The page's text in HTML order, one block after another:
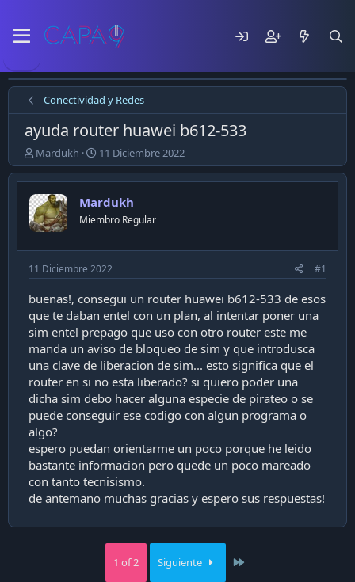
Conectividad y Redes
ayuda router huawei b612-533
E
m
p
e
z
ó
l
t
e
m
Mardukh
F
e
c
a
d
p
u
b
l
c
a
c
ó
n
11 Diciembre 2022
Mardukh
Miembro Regular
11 Diciembre 2022 #1
buenas!, consegui un router huawei b612-533 de esos
que te daban entel con un plan, al intentar poner una
sim entel prepago que uso con otro router este me
manda un aviso de bloqueo de sim y que introdusca
una clave de liberacion de sim... esto significa que el
router en si no esta liberado? si quiero poder una
dicha sim debo hacer alguna especie de pirateo o se
puede conseguir ese codigo con algun programa o
algo?
espero puedan orientarme un poco porque he leido
bastante informacion pero quede un poco mareado
con tanto tecnisismo.
de antemano muchas gracias y espero sus respuestas!
1 of 2 Siguiente